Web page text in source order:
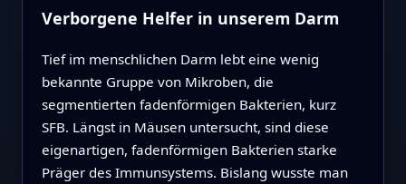
Verborgene Helfer in unserem Darm
Tief im menschlichen Darm lebt eine wenig
bekannte Gruppe von Mikroben, die
segmentierten fadenförmigen Bakterien, kurz
SFB. Längst in Mäusen untersucht, sind diese
eigenartigen, fadenförmigen Bakterien starke
Präger des Immunsystems. Bislang wusste man